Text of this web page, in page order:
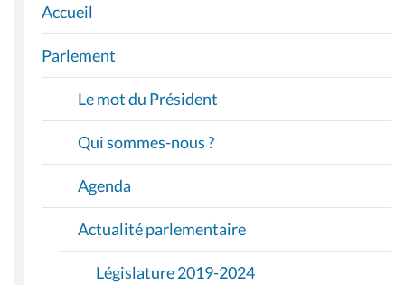
N
A
V
G
T
O
Accueil
Parlement
Le mot du Président
Qui sommes-nous ?
Agenda
Actualité parlementaire
Législature 2019-2024